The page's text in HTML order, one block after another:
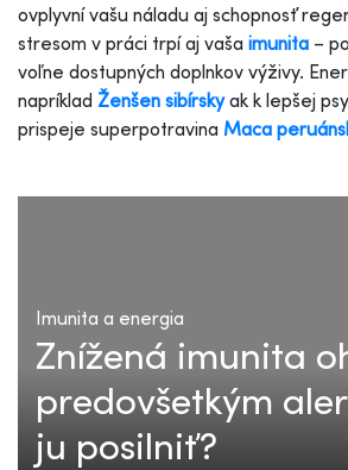
ovplyvní vašu náladu aj schopnosť
stresom v práci trpí aj vaša imunita –
voľne dostupných doplnkov výživy.
napríklad Ženšen sibírskyak k lepšej
prispeje superpotravina Maca
Imunita a energia
Znížená imunita
predovšetkým
ju posilniť?